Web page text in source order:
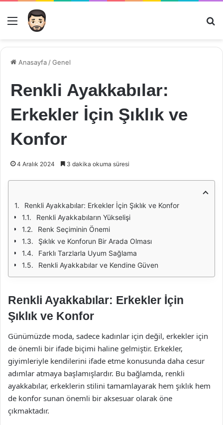
Menü
Anasayfa /Genel
Renkli Ayakkabılar:
Erkekler İçin Şıklık ve
Konfor
4 Aralık 2024 3 dakika okuma süresi
Renkli Ayakkabılar: Erkekler İçin Şıklık ve Konfor
Renkli Ayakkabıların Yükselişi
Renk Seçiminin Önemi
Şıklık ve Konforun Bir Arada Olması
Farklı Tarzlarla Uyum Sağlama
Renkli Ayakkabılar ve Kendine Güven
Renkli Ayakkabılar: Erkekler İçin
Şıklık ve Konfor
Günümüzde moda, sadece kadınlar için değil, erkekler için
de önemli bir ifade biçimi haline gelmiştir. Erkekler,
giyimleriyle kendilerini ifade etme konusunda daha cesur
adımlar atmaya başlamışlardır. Bu bağlamda, renkli
ayakkabılar, erkeklerin stilini tamamlayarak hem şıklık hem
de konfor sunan önemli bir aksesuar olarak öne
çıkmaktadır.